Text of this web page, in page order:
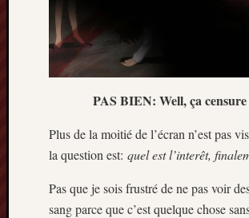
PAS BIEN: Well, ça censure
Plus de la moitié de l’écran n’est pas
la question est: quel est l’interêt,
Pas que je sois frustré de ne pas voir
sang parce que c’est quelque chose